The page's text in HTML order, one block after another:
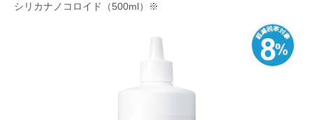
シリカナノコロイド（500ml）※